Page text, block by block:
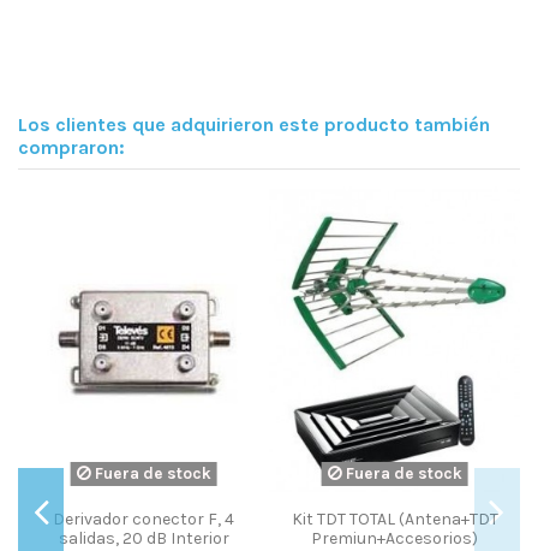
Los clientes que adquirieron este producto también
compraron:
Fuera de stock
Derivador conector F, 4
salidas, 20 dB Interior
Fuera de stock
Kit TDT TOTAL (Antena+TDT
Premiun+Accesorios)